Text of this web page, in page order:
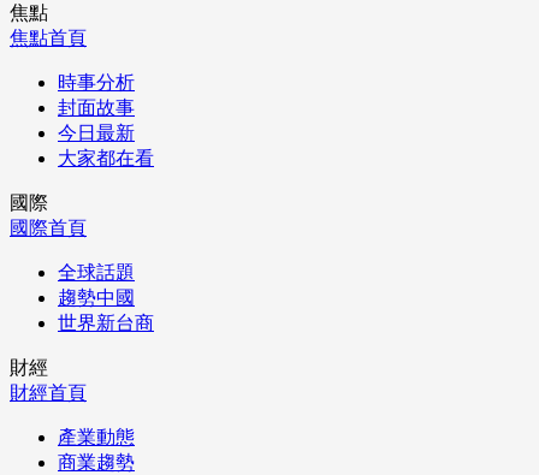
焦點
焦點首頁
時事分析
封面故事
今日最新
大家都在看
國際
國際首頁
全球話題
趨勢中國
世界新台商
財經
財經首頁
產業動態
商業趨勢